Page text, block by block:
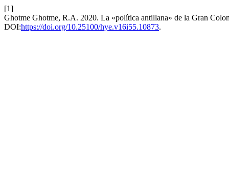
[1]
Ghotme Ghotme, R.A. 2020. La «política antillana» de la Gran
DOI:https://doi.org/10.25100/hye.v16i55.10873.